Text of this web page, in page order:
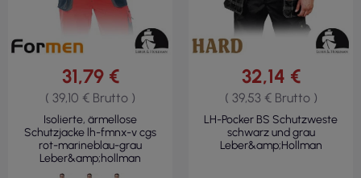
31,79 €
( 39,10 € Brutto )
Isolierte, ärmellose
Schutzjacke lh-fmnx-v cgs
rot-marineblau-grau
Leber&amp;hollman
32,14 €
( 39,53 € Brutto )
LH-Pocker BS Schutzweste
schwarz und grau
Leber&amp;Hollman